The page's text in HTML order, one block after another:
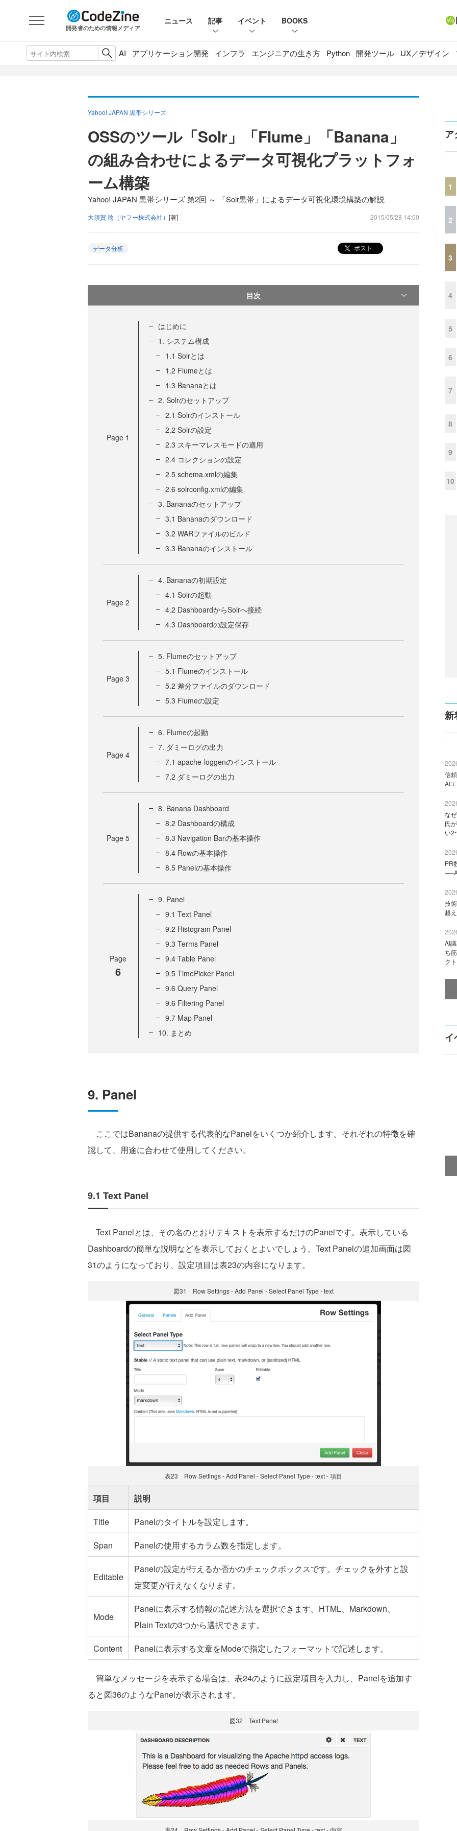
開発者のための情報メディア
ニュース 記事 イベント BOOKS
AI アプリケーション開発 インフラ エンジニアの生き方 Python 開発ツール UX／デザイン
Yahoo! JAPAN 黒帯シリーズ
OSSのツール「Solr」「Flume」「Banana」
の組み合わせによるデータ可視化プラットフォ
ーム構築
Yahoo! JAPAN 黒帯シリーズ 第2回 ～ 「Solr黒帯」によるデータ可視化環境構築の解説
大須賀 稔（ヤフー株式会社） [著] 2015/05/28 14:00
データ分析 ポスト
目次
Page 1
はじめに
1. システム構成
1.1 Solrとは
1.2 Flumeとは
1.3 Bananaとは
2. Solrのセットアップ
2.1 Solrのインストール
2.2 Solrの設定
2.3 スキーマレスモードの適用
2.4 コレクションの設定
2.5 schema.xmlの編集
2.6 solrconfig.xmlの編集
3. Bananaのセットアップ
3.1 Bananaのダウンロード
3.2 WARファイルのビルド
3.3 Bananaのインストール
Page 2
4. Bananaの初期設定
4.1 Solrの起動
4.2 DashboardからSolrへ接続
4.3 Dashboardの設定保存
Page 3
5. Flumeのセットアップ
5.1 Flumeのインストール
5.2 差分ファイルのダウンロード
5.3 Flumeの設定
Page 4
6. Flumeの起動
7. ダミーログの出力
7.1 apache-loggenのインストール
7.2 ダミーログの出力
Page 5
8. Banana Dashboard
8.2 Dashboardの構成
8.3 Navigation Barの基本操作
8.4 Rowの基本操作
8.5 Panelの基本操作
Page
6
9. Panel
9.1 Text Panel
9.2 Histogram Panel
9.3 Terms Panel
9.4 Table Panel
9.5 TimePicker Panel
9.6 Query Panel
9.6 Filtering Panel
9.7 Map Panel
10. まとめ
9. Panel
ここではBananaの提供する代表的なPanelをいくつか紹介します。それぞれの特徴を確
認して、用途に合わせて使用してください。
9.1 Text Panel
Text Panelとは、その名のとおりテキストを表示するだけのPanelです。表示している
Dashboardの簡単な説明などを表示しておくとよいでしょう。Text Panelの追加画面は図
31のようになっており、設定項目は表23の内容になります。
図31 Row Settings - Add Panel - Select Panel Type - text
表23 Row Settings - Add Panel - Select Panel Type - text - 項目
項目
説明
Title
Panelのタイトルを設定します。
Span
Panelの使用するカラム数を指定します。
Editable
Panelの設定が行えるか否かのチェックボックスです。チェックを外すと設
定変更が行えなくなります。
Mode
Panelに表示する情報の記述方法を選択できます。HTML、Markdown、
Plain Textの3つから選択できます。
Content
Panelに表示する文章をModeで指定したフォーマットで記述します。
簡単なメッセージを表示する場合は、表24のように設定項目を入力し、Panelを追加す
ると図36のようなPanelが表示されます。
図32 Text Panel
ア
1
2
3
4
5
6
7
8
9
10
新
信
AI
な
氏
い2
PR
技
越
AI
ち
ク
イ